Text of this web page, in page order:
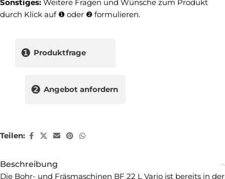
Sonstiges: Weitere Fragen und Wünsche zum Produkt
durch Klick auf ❶ oder ❷ formulieren.
❶ Produktfrage
❷ Angebot anfordern
Teilen:
Beschreibung
Die Bohr- und Fräsmaschinen BF 22 L Vario ist bereits in der